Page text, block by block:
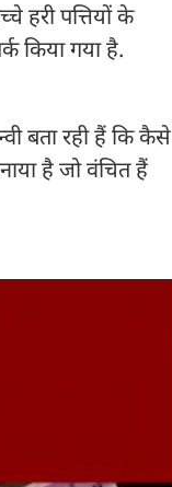
हरी पत्तियों के
किया गया है.
बता रही हैं कि कैसे
है जो वंचित हैं